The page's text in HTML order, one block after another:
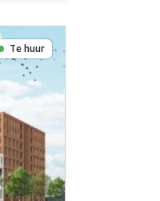
Te huur